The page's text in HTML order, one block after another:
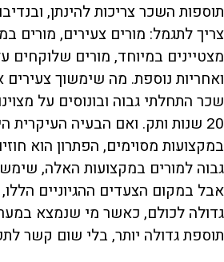
תוספות השכר צריכות להינתן,
צריך לתגמל: מורים צעירים, מורים
מצטיינים במיוחד, מורים שלוקחים
ואחריות נוספת. מה שימשוך צעירים
שכר התחלתי גבוה ובונוסים על
20 שנות ותק. ואם הבעיה העיקרית
במקצועות מסוימים, הפתרון הוא
גבוה למורים במקצועות האלה,
אבל במקום הצעדים ההגיוניים
גדולה לכולם, כאשר מי שנמצא
תוספת גדולה יותר, בלי שום קשר